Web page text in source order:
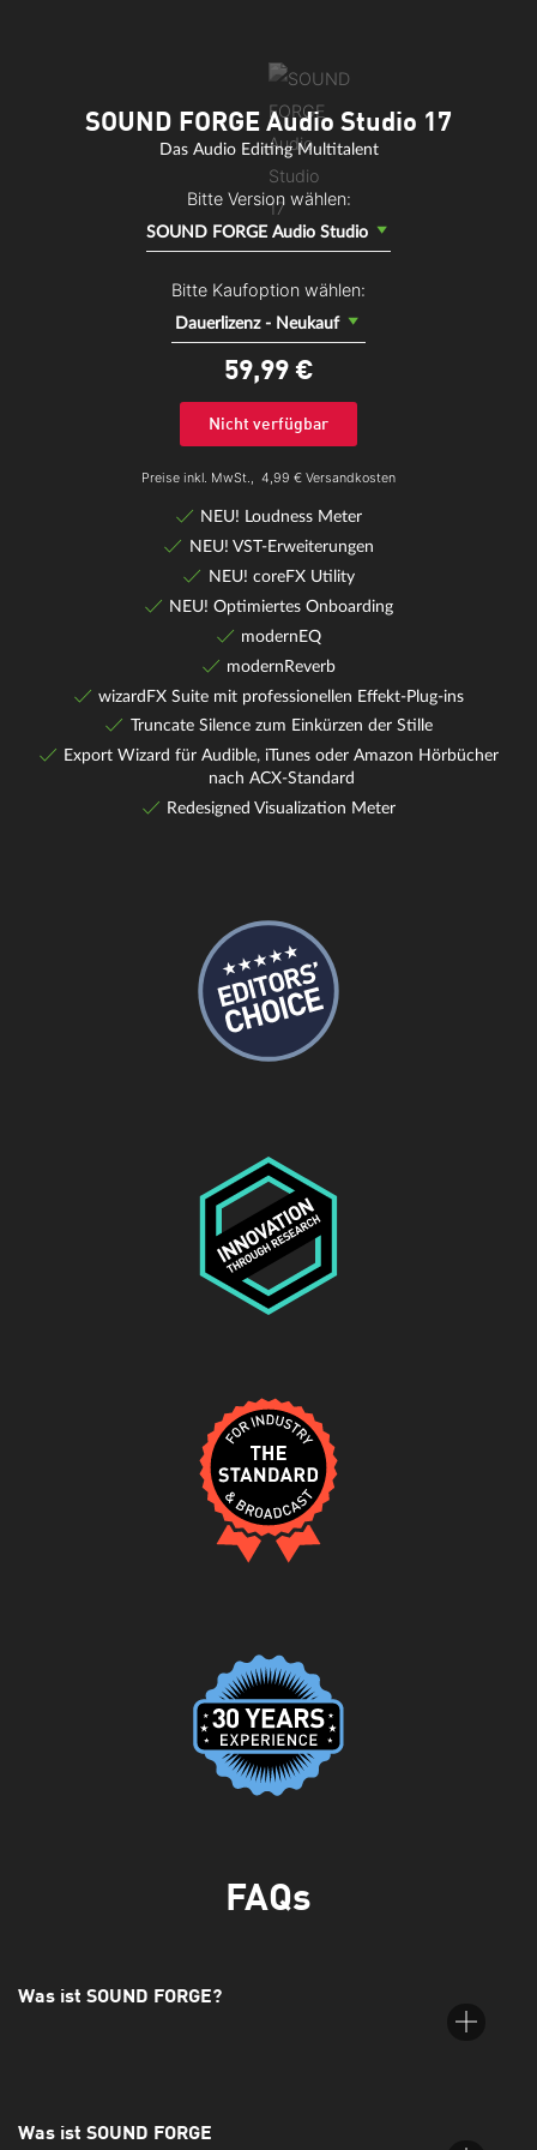
SOUND FORGE Audio Studio 17
Das Audio Editing Multitalent
Bitte Version wählen:
SOUND FORGE Audio Studio
Bitte Kaufoption wählen:
Dauerlizenz - Neukauf
59,99€
Nicht verfügbar
Preise inkl. MwSt., 4,99 € Versandkosten
NEU! Loudness Meter
NEU! VST-Erweiterungen
NEU! coreFX Utility
NEU! Optimiertes Onboarding
modernEQ
modernReverb
wizardFX Suite mit professionellen Effekt-Plug-ins
Truncate Silence zum Einkürzen der Stille
Export Wizard für Audible, iTunes oder Amazon Hörbücher
nach ACX-Standard
Redesigned Visualization Meter
FAQs
Was ist SOUND FORGE?
SOUND FORGE ist ein digitales Audiobearbeitungsprogramm
Was ist SOUND FORGE